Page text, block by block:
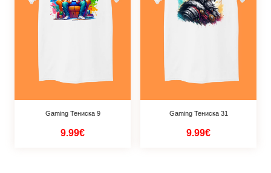
Gaming Тениска 9
9.99€
Gaming Тениска 31
9.99€